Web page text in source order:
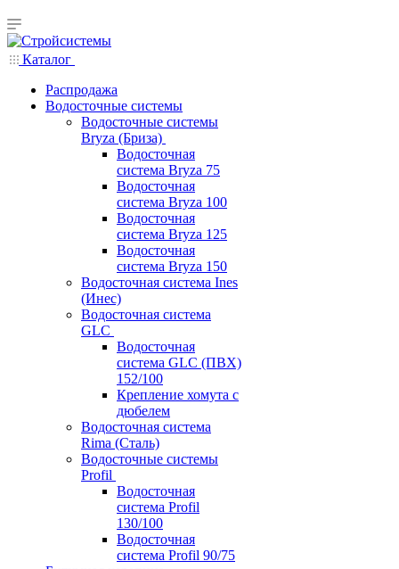
Каталог
Распродажа
Водосточные системы
Водосточные системы
Bryza (Бриза)
Водосточная
система Bryza 75
Водосточная
система Bryza 100
Водосточная
система Bryza 125
Водосточная
система Bryza 150
Водосточная система Ines
(Инес)
Водосточная система
GLC
Водосточная
система GLC (ПВХ)
152/100
Крепление хомута с
дюбелем
Водосточная система
Rima (Сталь)
Водосточные системы
Profil
Водосточная
система Profil
130/100
Водосточная
система Profil 90/75